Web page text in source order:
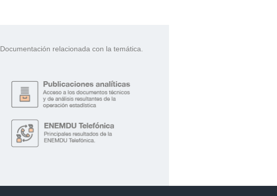
Documentación relacionada con la temática.